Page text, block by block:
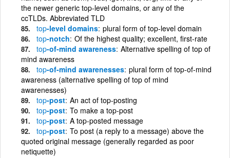
the newer generic top-level domains, or any of the
ccTLDs. Abbreviated TLD
top-level domains plural form of top-level domain
top-notch Of the highest quality; excellent, first-rate
top-of-mind awareness Alternative spelling of top of
mind awareness
top-of-mind awarenesses plural form of top-of-mind
awareness (alternative spelling of top of mind
awarenesses)
top-post An act of top-posting
top-post To make a top-post
top-post A top-posted message
top-post To post (a reply to a message) above the
quoted original message (generally regarded as poor
netiquette)